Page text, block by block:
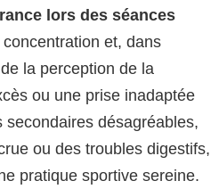
lors des séances
et, dans
la perception de la
ou une prise inadaptée
désagréables,
ou des troubles digestifs,
pratique sportive sereine.